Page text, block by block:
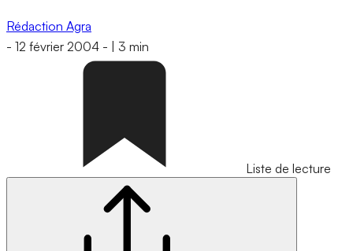
Rédaction Agra
- 12 février 2004 - 3 min
Liste de lecture